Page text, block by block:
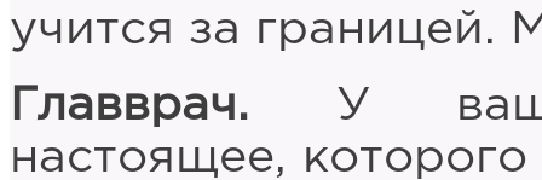
учится за границей.
Главврач. У
настоящее,